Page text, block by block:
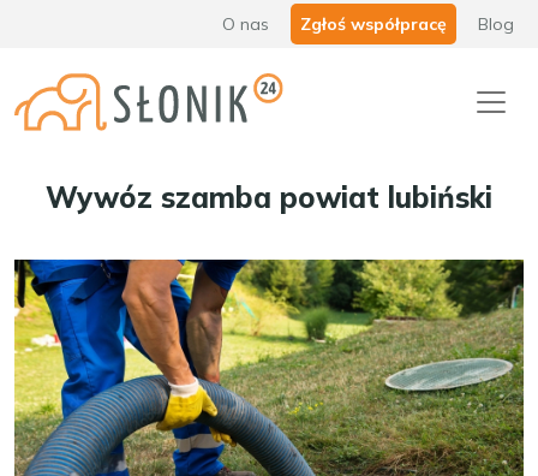
O nas Zgłoś współpracę Blog
Wywóz szamba powiat lubiński